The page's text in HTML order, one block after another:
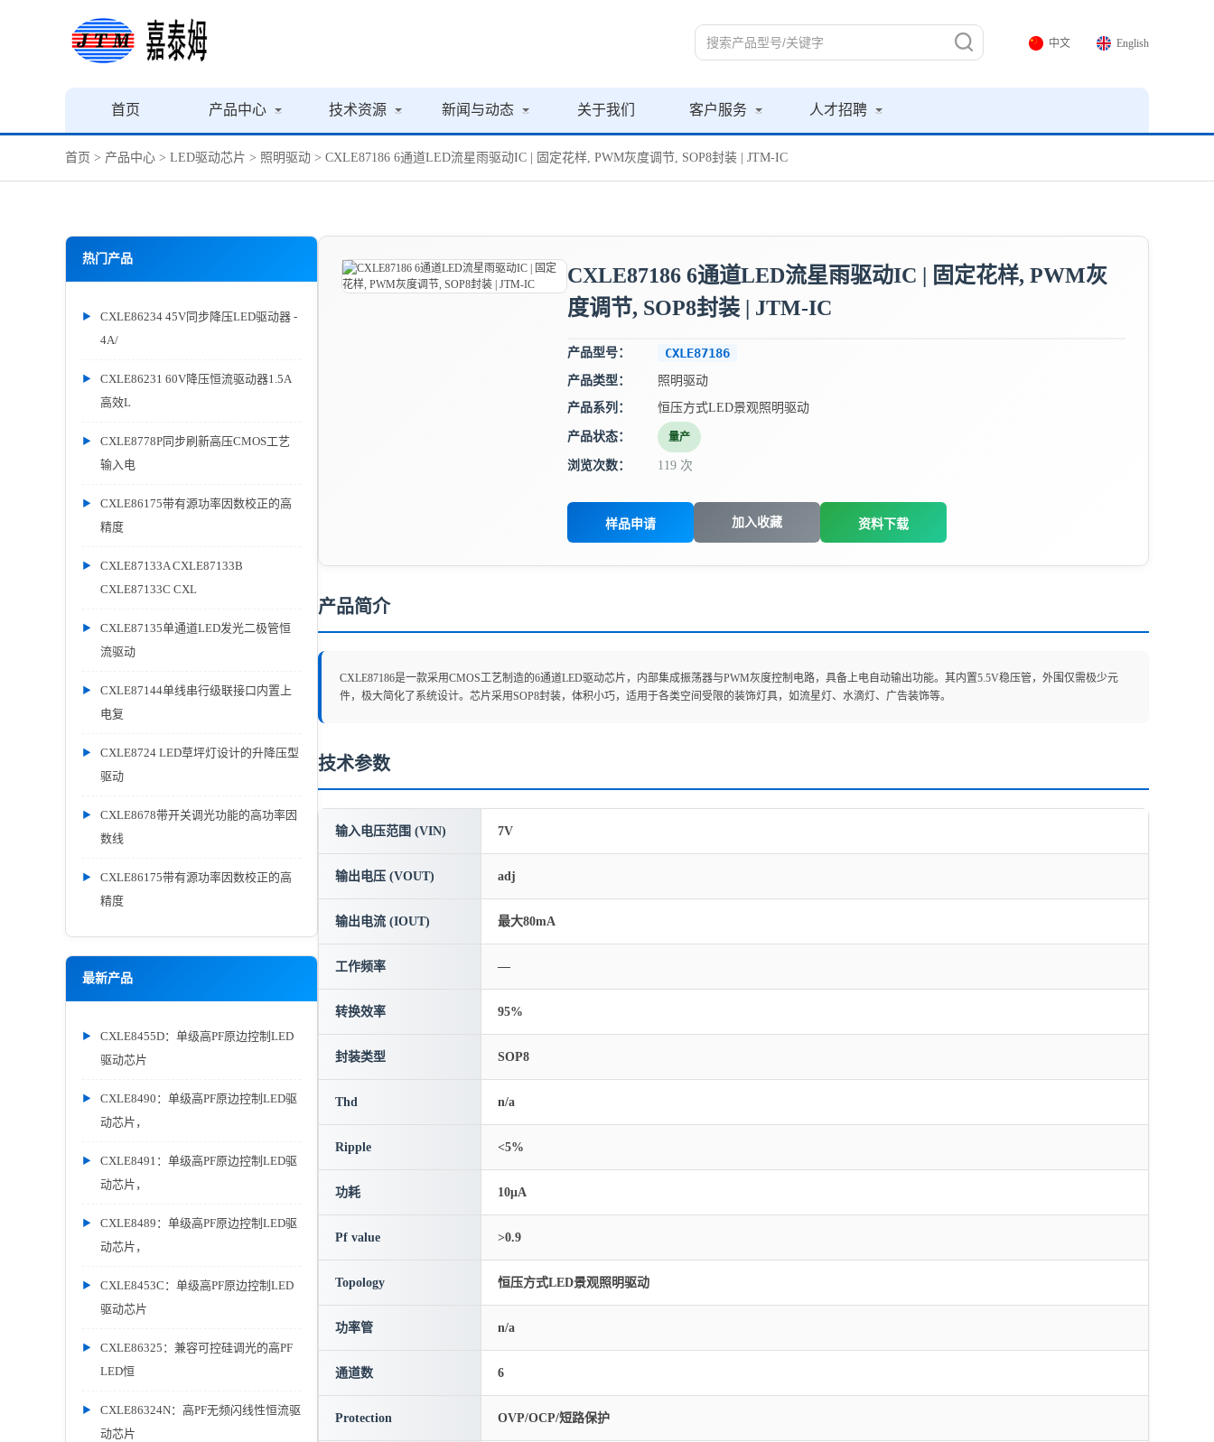
中文 English
首页 产品中心 技术资源 新闻与动态 关于我们 客户服务 人才招聘
首页 > 产品中心 > LED驱动芯片 > 照明驱动 > CXLE87186 6通道LED流星雨驱动IC | 固定花样, PWM灰度调节, SOP8封装 | JTM-IC
热门产品
CXLE86234 45V同步降压LED驱动器 -
4A/
CXLE86231 60V降压恒流驱动器1.5A
高效L
CXLE8778P同步刷新高压CMOS工艺
输入电
CXLE86175带有源功率因数校正的高
精度
CXLE87133A CXLE87133B
CXLE87133C CXL
CXLE87135单通道LED发光二极管恒
流驱动
CXLE87144单线串行级联接口内置上
电复
CXLE8724 LED草坪灯设计的升降压型
驱动
CXLE8678带开关调光功能的高功率因
数线
CXLE86175带有源功率因数校正的高
精度
最新产品
CXLE8455D：单级高PF原边控制LED
驱动芯片
CXLE8490：单级高PF原边控制LED驱
动芯片，
CXLE8491：单级高PF原边控制LED驱
动芯片，
CXLE8489：单级高PF原边控制LED驱
动芯片，
CXLE8453C：单级高PF原边控制LED
驱动芯片
CXLE86325：兼容可控硅调光的高PF
LED恒
CXLE86324N：高PF无频闪线性恒流驱
动芯片
CXLE87186 6通道LED流星雨驱动IC | 固定花样, PWM灰
度调节, SOP8封装 | JTM-IC
产品型号： CXLE87186
产品类型：
照明驱动
产品系列：
恒压方式LED景观照明驱动
产品状态： 量产
浏览次数： 119 次
样品申请 加入收藏 资料下载
产品简介
CXLE87186是一款采用CMOS工艺制造的6通道LED驱动芯片，内部集成振荡器与PWM灰度控制电路，具备上电自动输出功能。其内置5.5V稳压管，外围仅需极少元
件，极大简化了系统设计。芯片采用SOP8封装，体积小巧，适用于各类空间受限的装饰灯具，如流星灯、水滴灯、广告装饰等。
技术参数
输入电压范围 (VIN) 7V
输出电压 (VOUT) adj
输出电流 (IOUT) 最大80mA
工作频率 —
转换效率 95%
封装类型 SOP8
Thd n/a
Ripple <5%
功耗 10μA
Pf value >0.9
Topology 恒压方式LED景观照明驱动
功率管 n/a
通道数 6
Protection OVP/OCP/短路保护